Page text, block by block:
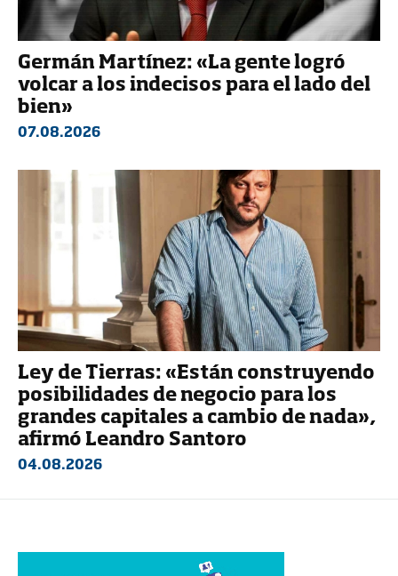
Germán Martínez: «La gente logró
volcar a los indecisos para el lado del
bien»
07.08.2026
Ley de Tierras: «Están construyendo
posibilidades de negocio para los
grandes capitales a cambio de nada»,
afirmó Leandro Santoro
04.08.2026